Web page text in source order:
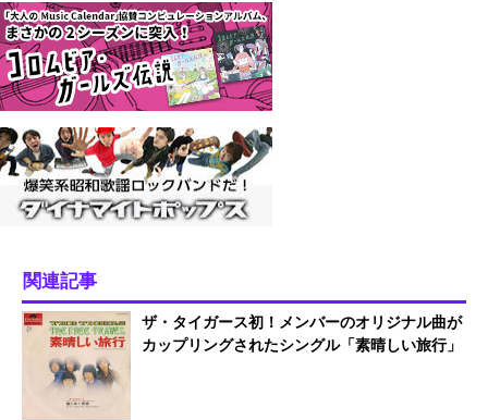
関連記事
ザ・タイガース初！メンバーのオリジナル曲が
カップリングされたシングル「素晴しい旅行」